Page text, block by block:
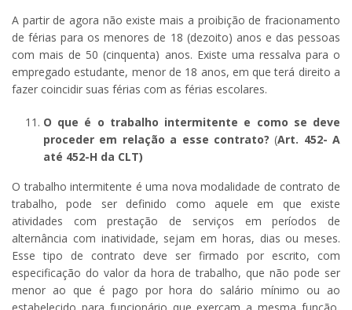
A partir de agora não existe mais a proibição de fracionamento
de férias para os menores de 18 (dezoito) anos e das pessoas
com mais de 50 (cinquenta) anos. Existe uma ressalva para o
empregado estudante, menor de 18 anos, em que terá direito a
fazer coincidir suas férias com as férias escolares.
O que é o trabalho intermitente e como se deve
proceder em relação a esse contrato?(Art. 452- A
até 452-H da CLT)
O trabalho intermitente é uma nova modalidade de contrato de
trabalho, pode ser definido como aquele em que existe
atividades com prestação de serviços em períodos de
alternância com inatividade, sejam em horas, dias ou meses.
Esse tipo de contrato deve ser firmado por escrito, com
especificação do valor da hora de trabalho, que não pode ser
menor ao que é pago por hora do salário mínimo ou ao